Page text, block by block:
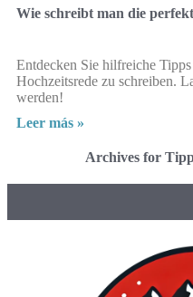
Wie schreibt man die
Entdecken Sie hilfreiche
Hochzeitsrede zu schreiben.
werden!
Leer más »
Archives for